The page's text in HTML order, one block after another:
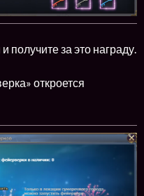
получите за это награду.
откроется